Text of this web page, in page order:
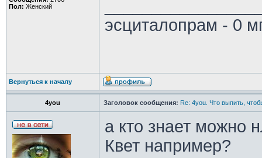
Пол: Женский
эсциталопрам - 0
Вернуться к началу
4you Заголовок сообщения: Re: 4you. Что выпить,
а кто знает можно
Квет например?